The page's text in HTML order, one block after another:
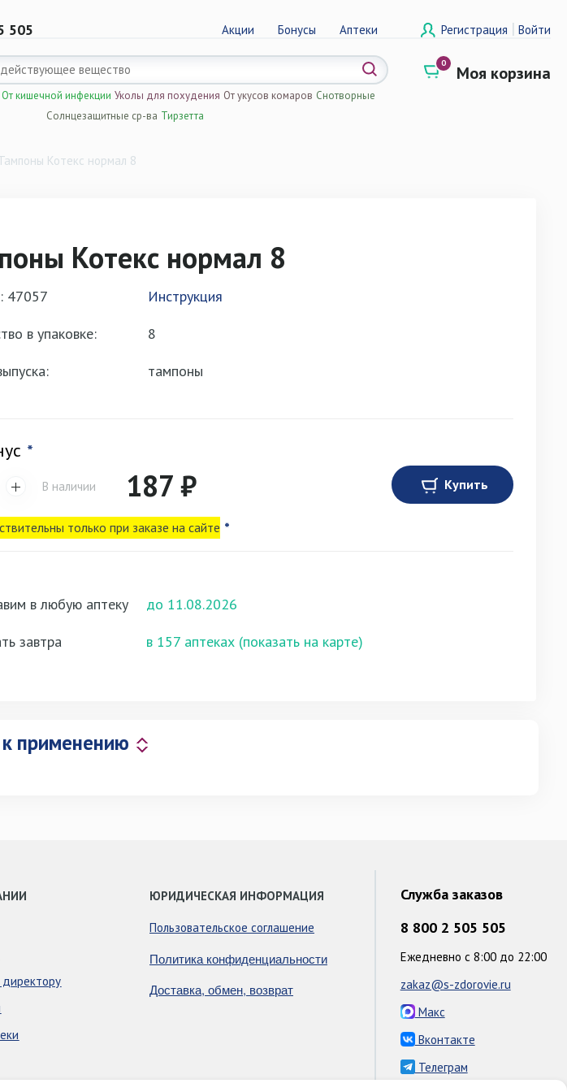
505 Акции Бонусы Аптеки Регистрация | Войти
0 Моя корзина
От кишечной инфекции Уколы для похудения От укусов комаров Снотворные
Солнцезащитные ср-ва Тирзетта
Котекс нормал 8
Котекс нормал 8
47057
Инструкция
в упаковке:
8
тампоны
*
В наличии 187 ₽ Купить
только при заказе на сайте *
в любую аптеку
до 11.08.2026
завтра
в 157 аптеках (показать на карте)
применению
ЮРИДИЧЕСКАЯ ИНФОРМАЦИЯ
Пользовательское соглашение
Политика конфиденциальности
Доставка, обмен, возврат
Служба заказов
8 800 2 505 505
Ежедневно с 8:00 до 22:00
zakaz@s-zdorovie.ru
Макс
Вконтакте
Телеграм